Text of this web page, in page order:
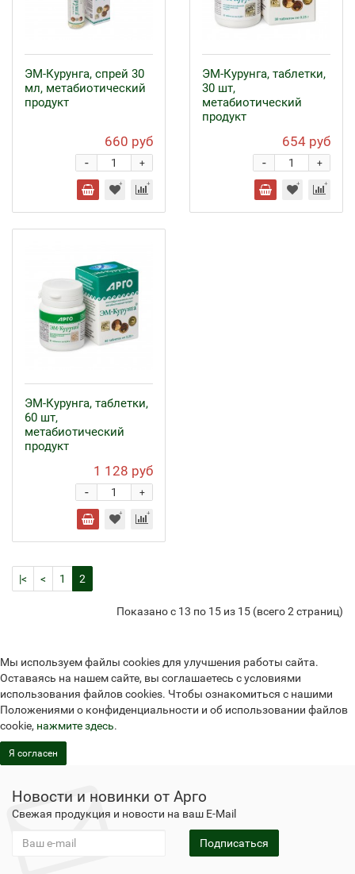
ЭМ-Курунга, спрей 30
мл, метабиотический
продукт
660 руб
+
-
ЭМ-Курунга, таблетки,
30 шт,
метабиотический
продукт
654 руб
+
-
ЭМ-Курунга, таблетки,
60 шт,
метабиотический
продукт
1 128 руб
+
-
|< < 1 2
Показано с 13 по 15 из 15 (всего 2 страниц)
Мы используем файлы cookies для улучшения работы сайта.
Оставаясь на нашем сайте, вы соглашаетесь с условиями
использования файлов cookies. Чтобы ознакомиться с нашими
Положениями о конфиденциальности и об использовании файлов
cookie, нажмите здесь.
Я согласен
Новости и новинки от Арго
Свежая продукция и новости на ваш E-Mail
Подписаться